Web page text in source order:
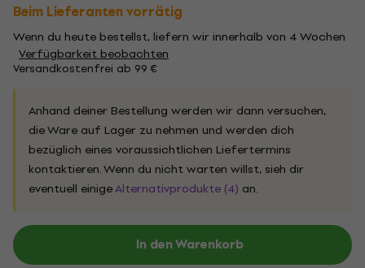
Beim Lieferanten vorrätig
Wenn du heute bestellst, liefern wir innerhalb von 4 Wochen
Verfügbarkeit beobachten
Versandkostenfrei ab 99 €
Anhand deiner Bestellung werden wir dann versuchen,
die Ware auf Lager zu nehmen und werden dich
bezüglich eines voraussichtlichen Liefertermins
kontaktieren. Wenn du nicht warten willst, sieh dir
eventuell einigeAlternativprodukte (4) an.
In den Warenkorb